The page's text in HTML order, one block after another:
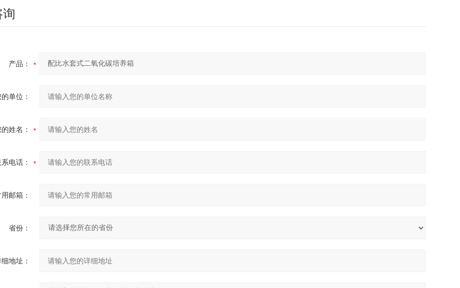
产品：
单位：
姓名：
电话：
邮箱：
省份：
地址：